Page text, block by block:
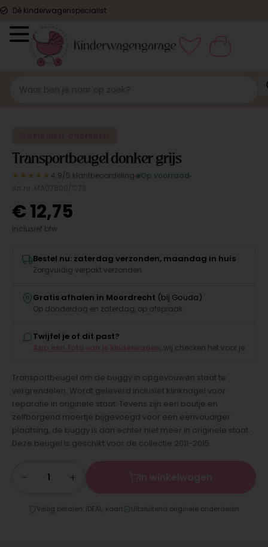
Dé kinderwagenspecialist
Transportbeugel donker grijs
★★★★★ 4.9/5 klantbeoordeling
Op voorraad
€12,75
Inclusief btw
Bestel nu: zaterdag verzonden, maandag in huis
Zorgvuldig verpakt verzonden
Gratis afhalen in Moordrecht (bij Gouda)
Op donderdag en zaterdag, op afspraak
Twijfel je of dit past?
, wij checken het voor je
Transportbeugel om de buggy in opgevouwen staat te
vergrendelen. Wordt geleverd inclusief klinknagel voor
reparatie in originele staat. Tevens zijn een boutje en
zelfborgend moertje bijgevoegd voor een eenvoudiger
plaatsing, de buggy is dan echter niet meer in originele staat.
Deze beugel is geschikt voor de collectie 2011-2015.
− +
Veilig betalen: iDEAL, kaart Uitsluitend originele onderdelen